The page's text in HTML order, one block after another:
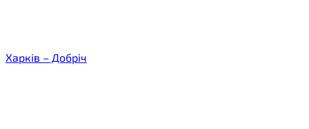
Харків – Добріч